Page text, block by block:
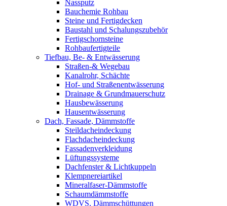
Nassputz
Bauchemie Rohbau
Steine und Fertigdecken
Baustahl und Schalungszubehör
Fertigschornsteine
Rohbaufertigteile
Tiefbau, Be- & Entwässerung
Straßen-& Wegebau
Kanalrohr, Schächte
Hof- und Straßenentwässerung
Drainage & Grundmauerschutz
Hausbewässerung
Hausentwässerung
Dach, Fassade, Dämmstoffe
Steildacheindeckung
Flachdacheindeckung
Fassadenverkleidung
Lüftungssysteme
Dachfenster & Lichtkuppeln
Klempnereiartikel
Mineralfaser-Dämmstoffe
Schaumdämmstoffe
WDVS, Dämmschüttungen